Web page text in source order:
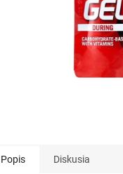
Popis Diskusia